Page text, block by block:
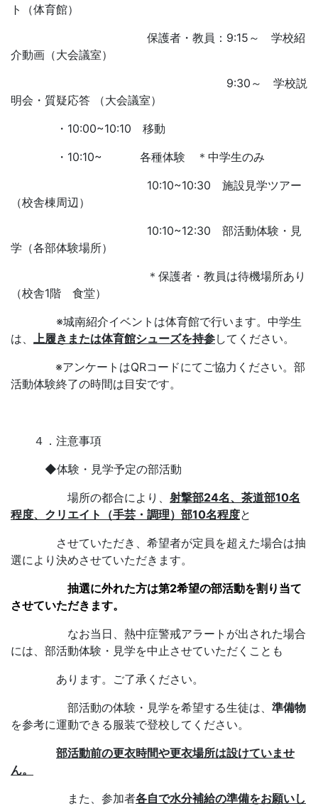
ト（体育館）
保護者・教員：9:15～ 学校紹
介動画（大会議室）
9:30～ 学校説
明会・質疑応答 （大会議室）
・10:00~10:10 移動
・10:10~ 各種体験 ＊中学生のみ
10:10~10:30 施設見学ツアー
（校舎棟周辺）
10:10~12:30 部活動体験・見
学（各部体験場所）
＊保護者・教員は待機場所あり
（校舎1階 食堂）
※城南紹介イベントは体育館で行います。中学生
は、
上履きまたは体育館シューズを持参してください。
※アンケートはQRコードにてご協力ください。部
活動体験終了の時間は目安です。
４．注意事項
◆体験・見学予定の部活動
場所の都合により、 射撃部24名、茶道部10名
程度、クリエイト（手芸・調理）部10名程度と
させていただき、希望者が定員を超えた場合は抽
選により決めさせていただきます。
抽選に外れた方は第2希望の部活動を割り当て
させていただきます。
なお当日、熱中症警戒アラートが出された場合
には、部活動体験・見学を中止させていただくことも
あります。ご了承ください。
部活動の体験・見学を希望する生徒は、 準備物
を参考に運動できる服装で登校してください。
部活動前の更衣時間や更衣場所は設けていませ
ん。
また、参加者各自で水分補給の準備をお願いし